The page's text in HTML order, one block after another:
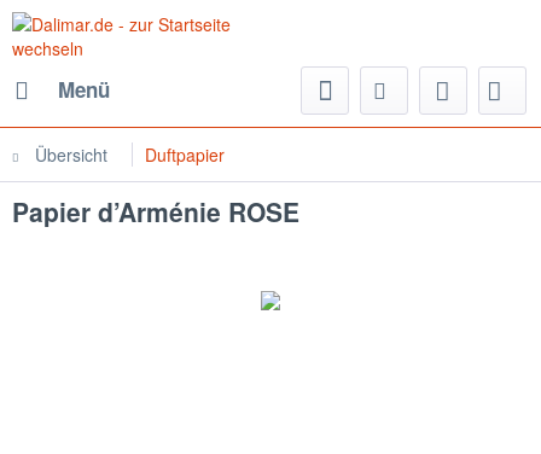
Menü
Übersicht Duftpapier
Papier d’Arménie ROSE